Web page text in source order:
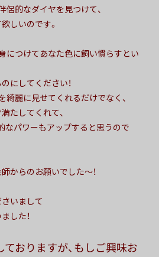
侶的なダイヤを見つけて、
しいのです。
につけてあなた色に飼い慣らすとい
にしてください！
綺麗に見せてくれるだけでなく、
たしてくれて、
なパワーもアップすると思うので
からのお願いでした〜！
いまして
した！
おりますが、もしご興味お